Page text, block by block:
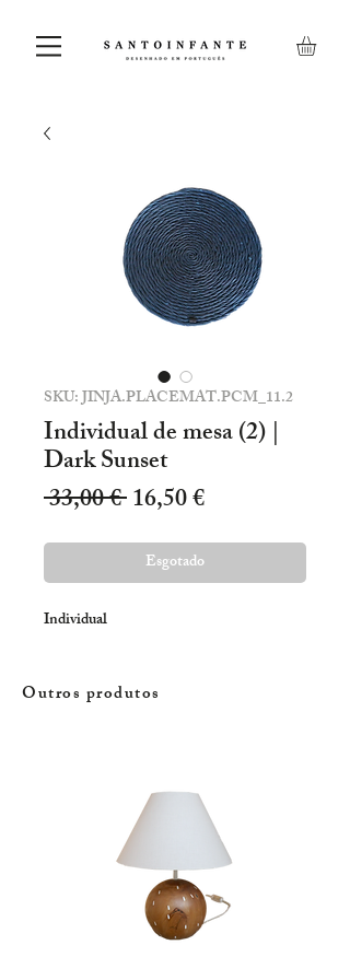
SKU: JINJA.PLACEMAT.PCM_11.2
Individual de mesa (2) |
Dark Sunset
33,00 € Preço
16,50 €Preço
Esgotado
Individual
Outros produtos